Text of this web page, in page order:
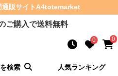
販サイト A4totemarket
ご購入で送料無料
0 0
検索 人気ランキング